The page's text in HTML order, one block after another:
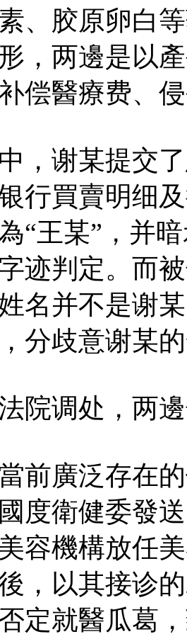
、胶原卵白
，两邊是以
偿醫療费、
，谢某提交
行買賣明细
“王某”，并
迹判定。而
名并不是谢
分歧意谢某
院调处，两
前廣泛存在
度衛健委發
容機構放任
，以其接诊
定就醫瓜葛